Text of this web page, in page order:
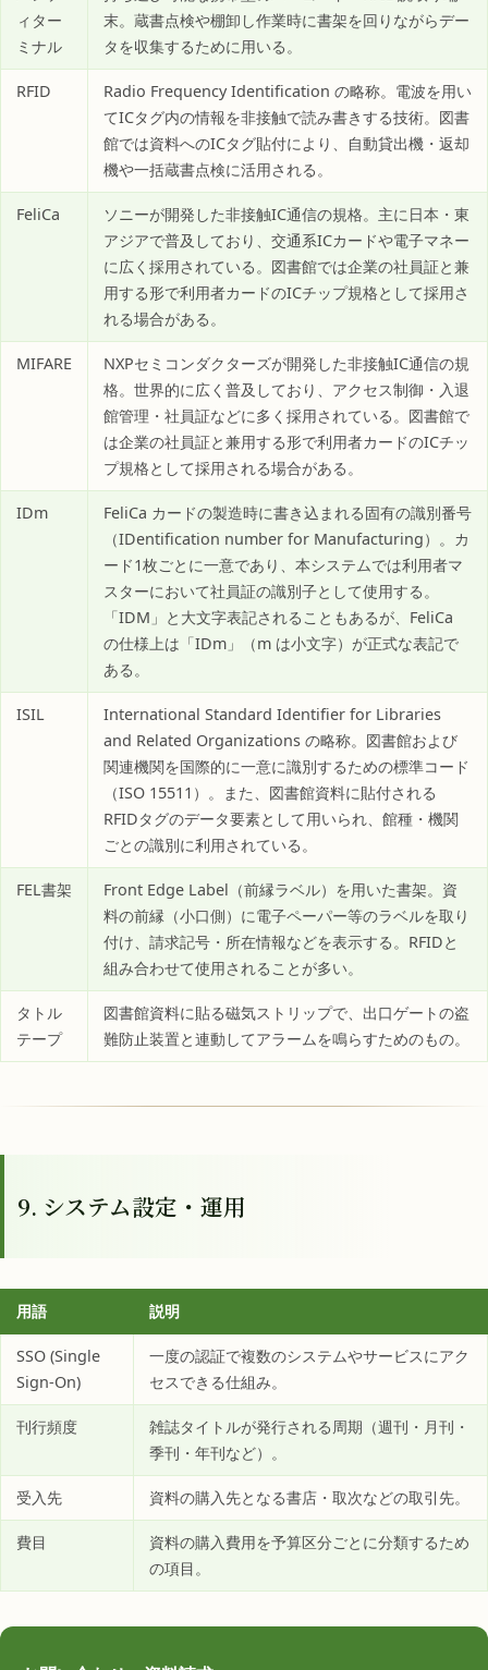
ィター
ミナル
末。蔵書点検や棚卸し作業時に書架を回りながらデー
タを収集するために用いる。
RFID
Radio Frequency Identification の略称。電波を用い
てICタグ内の情報を非接触で読み書きする技術。図書
館では資料へのICタグ貼付により、自動貸出機・返却
機や一括蔵書点検に活用される。
FeliCa
ソニーが開発した非接触IC通信の規格。主に日本・東
アジアで普及しており、交通系ICカードや電子マネー
に広く採用されている。図書館では企業の社員証と兼
用する形で利用者カードのICチップ規格として採用さ
れる場合がある。
MIFARE
NXPセミコンダクターズが開発した非接触IC通信の規
格。世界的に広く普及しており、アクセス制御・入退
館管理・社員証などに多く採用されている。図書館で
は企業の社員証と兼用する形で利用者カードのICチッ
プ規格として採用される場合がある。
IDm
FeliCa カードの製造時に書き込まれる固有の識別番号
（IDentification number for Manufacturing）。カ
ード1枚ごとに一意であり、本システムでは利用者マ
スターにおいて社員証の識別子として使用する。
「IDM」と大文字表記されることもあるが、FeliCa
の仕様上は「IDm」（m は小文字）が正式な表記で
ある。
ISIL
International Standard Identifier for Libraries
and Related Organizations の略称。図書館および
関連機関を国際的に一意に識別するための標準コード
（ISO 15511）。また、図書館資料に貼付される
RFIDタグのデータ要素として用いられ、館種・機関
ごとの識別に利用されている。
FEL書架
Front Edge Label（前縁ラベル）を用いた書架。資
料の前縁（小口側）に電子ペーパー等のラベルを取り
付け、請求記号・所在情報などを表示する。RFIDと
組み合わせて使用されることが多い。
タトル
テープ
図書館資料に貼る磁気ストリップで、出口ゲートの盗
難防止装置と連動してアラームを鳴らすためのもの。
9. システム設定・運用
用語 説明
SSO (Single
Sign-On)
一度の認証で複数のシステムやサービスにアク
セスできる仕組み。
刊行頻度
雑誌タイトルが発行される周期（週刊・月刊・
季刊・年刊など）。
受入先 資料の購入先となる書店・取次などの取引先。
費目
資料の購入費用を予算区分ごとに分類するため
の項目。